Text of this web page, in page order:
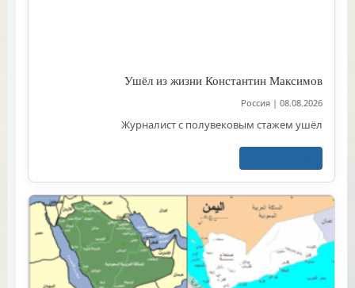
Ушёл из жизни Константин Максимов
08.08.2026
|
Россия
Журналист с полувековым стажем ушёл